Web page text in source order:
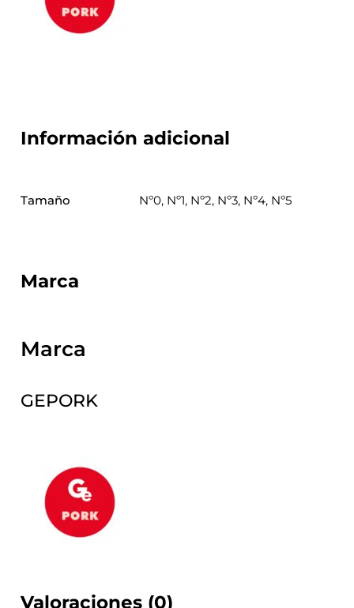
Información adicional
Tamaño Nº0, Nº1, Nº2, Nº3, Nº4, Nº5
Marca
Marca
GEPORK
Valoraciones (0)